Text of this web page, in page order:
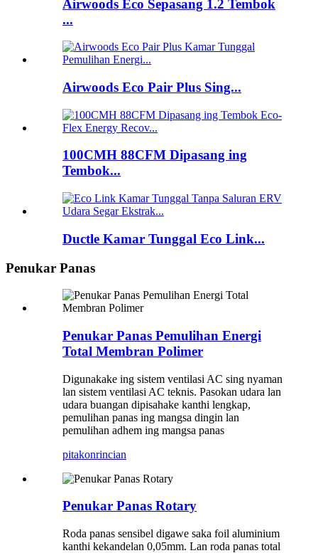
Airwoods Eco Sepasang 1.2 Tembok
...
Airwoods Eco Pair Plus Sing...
100CMH 88CFM Dipasang ing
Tembok...
Ductle Kamar Tunggal Eco Link...
Penukar Panas
Penukar Panas Pemulihan Energi
Total Membran Polimer
Digunakake ing sistem ventilasi AC sing nyaman
lan sistem ventilasi AC teknis. Pasokan udara lan
udara buangan dipisahake kanthi lengkap,
pemulihan panas ing mangsa dingin lan
pemulihan adhem ing mangsa panas
pitakonrincian
Penukar Panas Rotary
Roda panas sensibel digawe saka foil aluminium
kanthi kekandelan 0,05mm. Lan roda panas total